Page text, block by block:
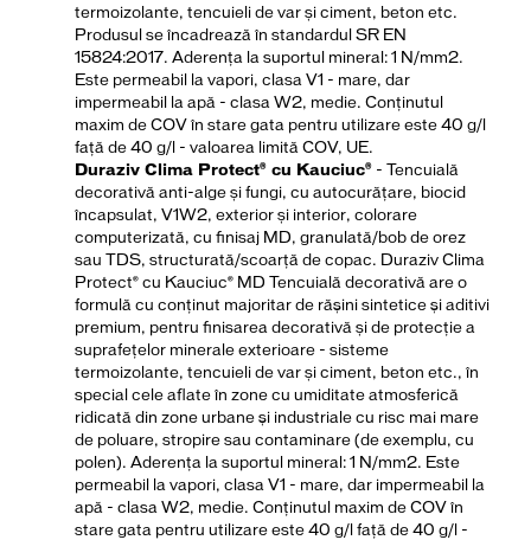
termoizolante, tencuieli de var și ciment, beton etc.
Produsul se încadrează în standardul SR EN
15824:2017. Aderența la suportul mineral: 1 N/mm2.
Este permeabil la vapori, clasa V1 - mare, dar
impermeabil la apă - clasa W2, medie. Conținutul
maxim de COV în stare gata pentru utilizare este 40 g/l
față de 40 g/l - valoarea limită COV, UE.
Duraziv Clima Protect® cu Kauciuc® - Tencuială
decorativă anti-alge și fungi, cu autocurățare, biocid
încapsulat, V1W2, exterior și interior, colorare
computerizată, cu finisaj MD, granulată/bob de orez
sau TDS, structurată/scoarță de copac. Duraziv Clima
Protect® cu Kauciuc® MD Tencuială decorativă are o
formulă cu conţinut majoritar de răşini sintetice şi aditivi
premium, pentru finisarea decorativă și de protecție a
suprafețelor minerale exterioare - sisteme
termoizolante, tencuieli de var și ciment, beton etc., în
special cele aflate în zone cu umiditate atmosferică
ridicată din zone urbane şi industriale cu risc mai mare
de poluare, stropire sau contaminare (de exemplu, cu
polen). Aderența la suportul mineral: 1 N/mm2. Este
permeabil la vapori, clasa V1 - mare, dar impermeabil la
apă - clasa W2, medie. Conținutul maxim de COV în
stare gata pentru utilizare este 40 g/l față de 40 g/l -